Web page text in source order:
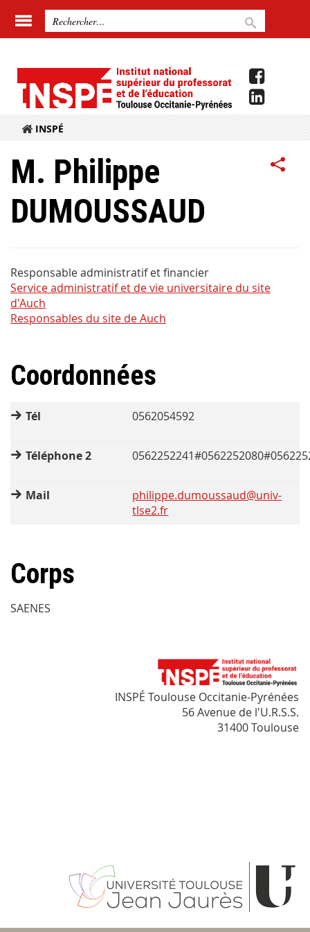
INSPÉ
M. Philippe
DUMOUSSAUD
Responsable administratif et financier
Service administratif et de vie universitaire du site
d'Auch
Responsables du site de Auch
Coordonnées
Tél 0562054592
Téléphone 2
Mail
philippe.dumoussaud@univ-
tlse2.fr
Corps
SAENES
INSPÉ Toulouse Occitanie-Pyrénées
56 Avenue de l'U.R.S.S.
31400 Toulouse